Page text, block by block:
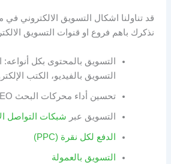
قد تناولنا اشكال التسويق الالكتروني
نذكرك باهم فروع او قنوات التسويق
التسويق بالمحتوى بكل أنواعه:
التسويق بالفيديو، الكتب
تحسين أداء محركات البحث SEO
التسويق عبر شبكات التواصل
الدفع لكل نقرة (PPC)
التسويق بالعمولة